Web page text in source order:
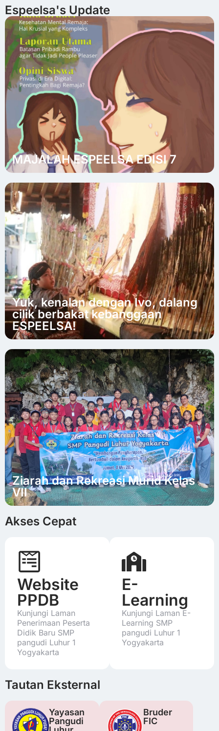
Espeelsa's Update
MAJALAH ESPEELSA EDISI 7
Yuk, kenalan dengan Ivo, dalang
cilik berbakat kebanggaan
ESPEELSA!
Ziarah dan Rekreasi Murid Kelas
VII
Akses Cepat
Website
PPDB
Kunjungi Laman
Penerimaan Peserta
Didik Baru SMP
pangudi Luhur 1
Yogyakarta
E-
Learning
Kunjungi Laman E-
Learning SMP
pangudi Luhur 1
Yogyakarta
Tautan Eksternal
Yayasan
Pangudi
Bruder
FIC